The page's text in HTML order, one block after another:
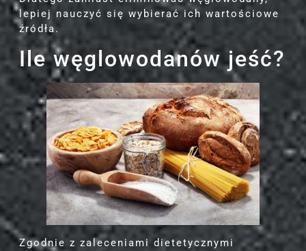
lepiej nauczyć się wybierać ich wartościowe
źródła.
Ile węglowodanów jeść?
Zgodnie z zaleceniami dietetycznymi